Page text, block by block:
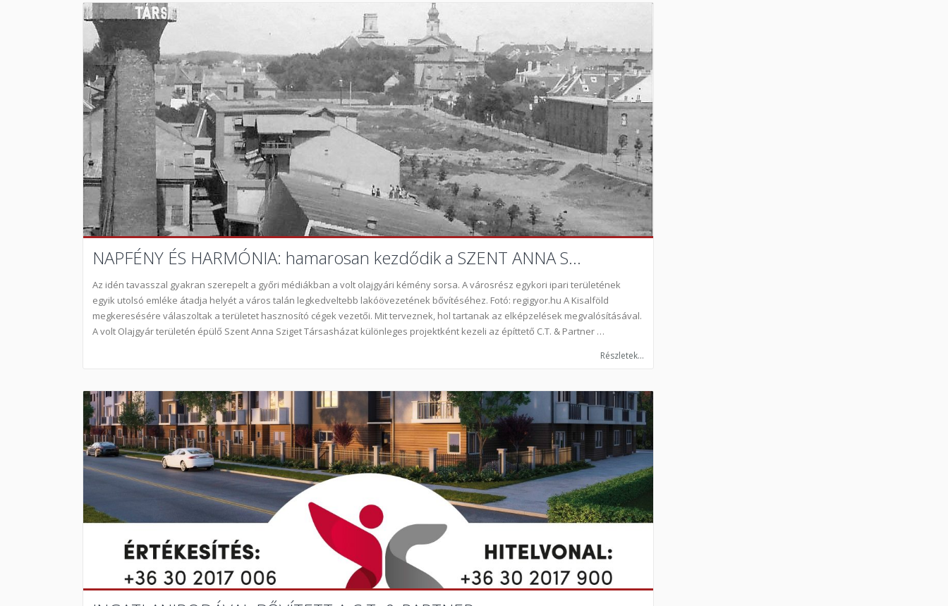
NAPFÉNY ÉS HARMÓNIA: hamarosan kezdődik a SZENT ANNA S...
Az idén tavasszal gyakran szerepelt a győri médiákban a volt olajgyári kémény sorsa. A városrész egykori ipari területének
egyik utolsó emléke átadja helyét a város talán legkedveltebb lakóövezetének bővítéséhez. Fotó: regigyor.hu A Kisalföld
megkeresésére válaszoltak a területet hasznosító cégek vezetői. Mit terveznek, hol tartanak az elképzelések megvalósításával.
A volt Olajgyár területén épülő Szent Anna Sziget Társasházat különleges projektként kezeli az építtető C.T. & Partner …
Részletek...